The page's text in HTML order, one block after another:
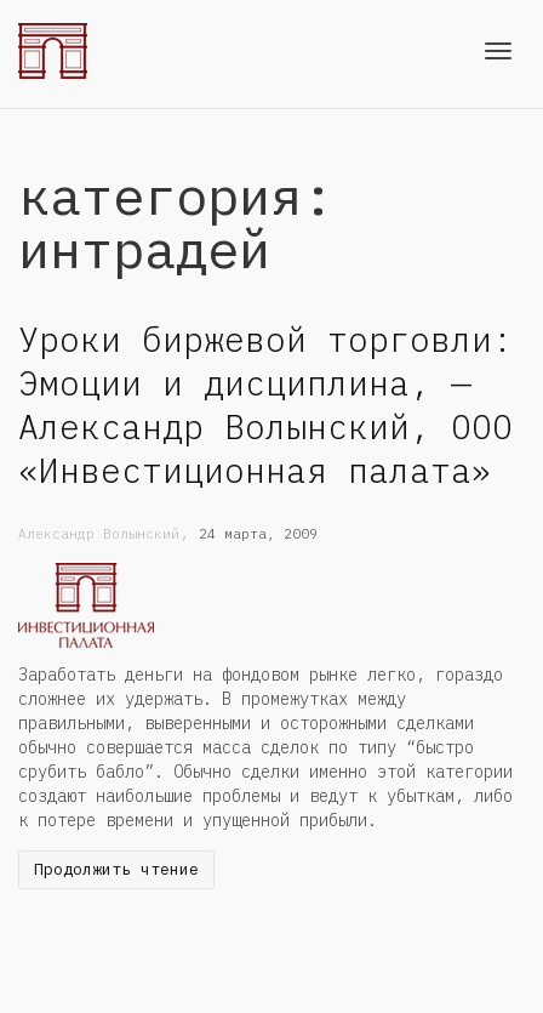
категория:
интрадей
Уроки биржевой торговли:
Эмоции и дисциплина, —
Александр Волынский, ООО
«Инвестиционная палата»
Александр Волынский , 24 марта, 2009
Заработать деньги на фондовом рынке легко, гораздо
сложнее их удержать. В промежутках между
правильными, выверенными и осторожными сделками
обычно совершается масса сделок по типу “быстро
срубить бабло”. Обычно сделки именно этой категории
создают наибольшие проблемы и ведут к убыткам, либо
к потере времени и упущенной прибыли.
Продолжить чтение